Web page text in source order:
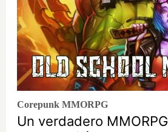
Corepunk MMORPG
Un verdadero